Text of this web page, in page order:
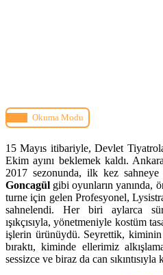
Okuma Modu
15 Mayıs itibariyle, Devlet
Ekim ayını beklemek kaldı.
2017 sezonunda, ilk kez
Goncagül gibi oyunların yanında,
turne için gelen Profesyonel,
sahnelendi. Her biri aylarca
ışıkçısıyla, yönetmeniyle kostüm
işlerin ürünüydü. Seyrettik, kiminin
bıraktı, kiminde ellerimiz
sessizce ve biraz da can